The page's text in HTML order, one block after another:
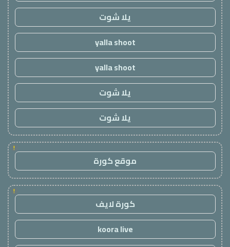
يلا شوت
yalla shoot
yalla shoot
يلا شوت
يلا شوت
!
موقع كورة
!
كورة لايف
koora live